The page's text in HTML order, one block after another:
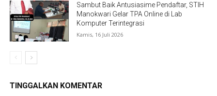
Sambut Baik Antusiasime Pendaftar, STIH
Manokwari Gelar TPA Online di Lab
Komputer Terintegrasi
Kamis, 16 Juli 2026
TINGGALKAN KOMENTAR